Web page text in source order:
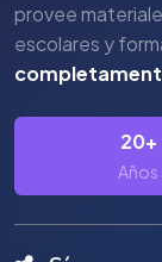
provee
escolares y
20+
Años